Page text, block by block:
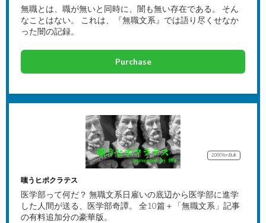
無職とは、職が無いと同時に、闇も無い存在である。 そん
なことはない。 これは、『無職文系』では語り尽くせなか
った闇の記録。
Purchase
2,000YenBulk
嗤うヒポクラテス
医学部って何だ？ 無職文系日雇いの底辺から医学部に進学
した人間が送る、医学部奇譚。 全10篇＋「無職文系」記事
の有料追加分の豪華版。